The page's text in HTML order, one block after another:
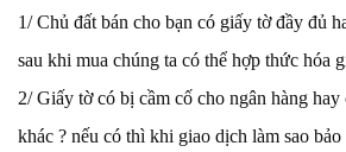
1/ Chủ đất bán cho bạn có giấy tờ đầy đủ
sau khi mua chúng ta có thể hợp thức hóa
2/ Giấy tờ có bị cầm cố cho ngân hàng
khác ? nếu có thì khi giao dịch làm sao